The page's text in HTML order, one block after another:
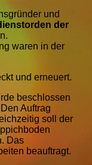
und
der
waren in der
und erneuert.
beschlossen
Auftrag
soll der
Das
beauftragt.